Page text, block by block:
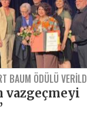
BAUM ÖDÜLÜ
vazgeçmeyi